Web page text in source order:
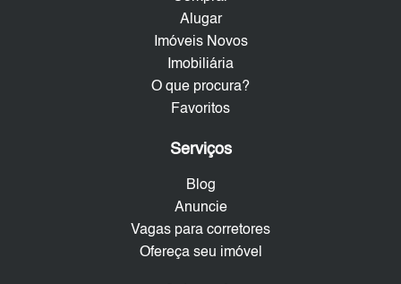
Alugar
Imóveis Novos
Imobiliária
O que procura?
Favoritos
Serviços
Blog
Anuncie
Vagas para corretores
Ofereça seu imóvel